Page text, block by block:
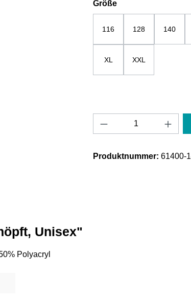
Größeauswählen
116 128 140
XL XXL
Produkt Anzahl:
Produktnummer: 61400-
Unisex"
Polyacryl